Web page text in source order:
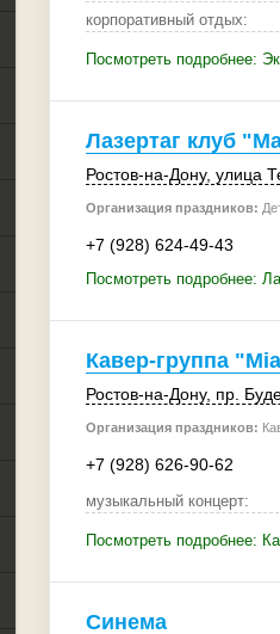
корпоративный отдых:
Посмотреть подробнее:
Лазертаг клуб
Ростов-на-Дону, улица
Организация праздников:
+7 (928) 624-49-43
Посмотреть подробнее:
Кавер-группа
Ростов-на-Дону, пр.
Организация праздников:
+7 (928) 626-90-62
музыкальный концерт:
Посмотреть подробнее:
Синема